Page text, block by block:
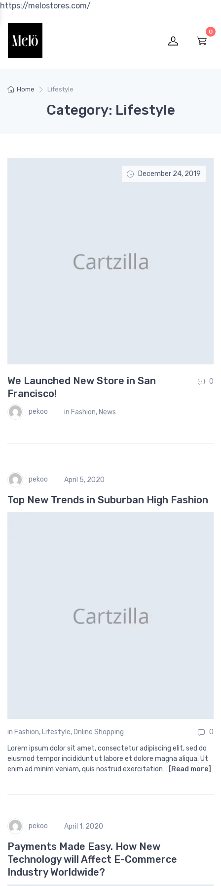
https://melostores.com/
0
Home Lifestyle
Category: Lifestyle
December 24, 2019
We Launched New Store in San
Francisco!
0
pekoo in Fashion, News
pekoo April 5, 2020
Top New Trends in Suburban High Fashion
in Fashion, Lifestyle,Online Shopping
0
Lorem ipsum dolor sit amet, consectetur adipiscing elit, sed do
eiusmod tempor incididunt ut labore et dolore magna aliqua. Ut
enim ad minim veniam, quis nostrud exercitation… [Read more]
pekoo April 1, 2020
Payments Made Easy. How New
Technology will Affect E-Commerce
Industry Worldwide?